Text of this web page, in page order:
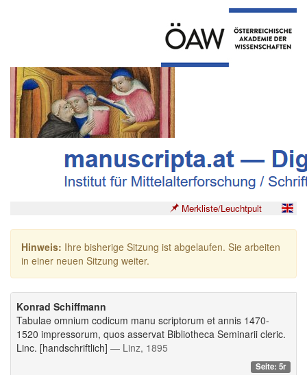
Merkliste/Leuchtpult
Hinweis: Ihre bisherige Sitzung ist abgelaufen. Sie arbeiten
in einer neuen Sitzung weiter.
Konrad Schiffmann
Tabulae omnium codicum manu scriptorum et annis 1470-
1520 impressorum, quos asservat Bibliotheca Seminarii cleric.
Linc. [handschriftlich] — Linz, 1895
Seite: 5r